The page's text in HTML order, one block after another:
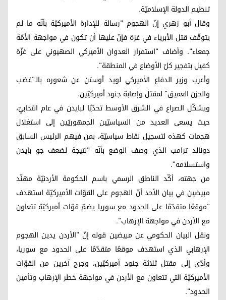
تنظيم الدولة الإسلاميّة.
وقال أبو زهري إنّ الهجوم "رسالة للإدارة الأميركيّة بأنّه ما لم
يتوقّف قتل الأبرياء في غزة فإنّ عليها أن تكون في مواجهة الأمّة
جمعاء". وأضاف "استمرار العدوان الأميركي الصهيوني على غزّة
كفيل بتفجير كلّ الأوضاع في المنطقة".
وأعرب وزير الدفاع الأميركي لويد أوستن عن شعوره بالـ"غضب
والحزن العميق" لمقتل وإصابة جنود أميركيّين.
ويشكّل الصراع في الشرق الأوسط تحدّيًا لبايدن في عام انتخابيّ،
حيث يسعى العديد من السياسيّين الجمهوريّين إلى استغلال
هجمات كهذه لتسجيل نقاط سياسيّة، بمن فيهم الرئيس السابق
دونالد ترامب الذي وصف الوضع بأنّه "نتيجة لضعف جو بايدن
واستسلامه".
من جهته، أكّد الناطق الرسمي باسم الحكومة الأردنيّة مهنّد
مبيضين في بيان الأحد أنّ الهجوم على القوّات الأميركيّة استهدف
"موقعًا متقدّمًا على الحدود مع سوريا يضمّ قوّات أميركيّة تتعاون
مع الأردن في مواجهة الإرهاب".
ونقل البيان الحكومي عن مبيضين قوله إنّ "الأردن يدين الهجوم
الإرهابي الذي استهدف موقعًا متقدّمًا على الحدود مع سوريا،
وأدّى إلى مقتل ثلاثة جنود أميركيّين، وجرح آخرين من القوّات
الأميركيّة التي تتعاون مع الأردن في مواجهة خطر الإرهاب وتأمين
الحدود".